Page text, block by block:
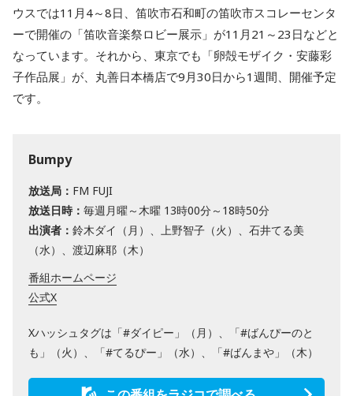
ウスでは11月4～8日、笛吹市石和町の笛吹市スコレーセンタ
ーで開催の「笛吹音楽祭ロビー展示」が11月21～23日などと
なっています。それから、東京でも「卵殻モザイク・安藤彩
子作品展」が、丸善日本橋店で9月30日から1週間、開催予定
です。
Bumpy
放送局： FM FUJI
放送日時： 毎週月曜～木曜 13時00分～18時50分
出演者： 鈴木ダイ（月）、上野智子（火）、石井てる美
（水）、渡辺麻耶（木）
番組ホームページ
公式X
Xハッシュタグは「#ダイピー」（月）、「#ばんぴーのと
も」（火）、「#てるぴー」（水）、「#ばんまや」（木）